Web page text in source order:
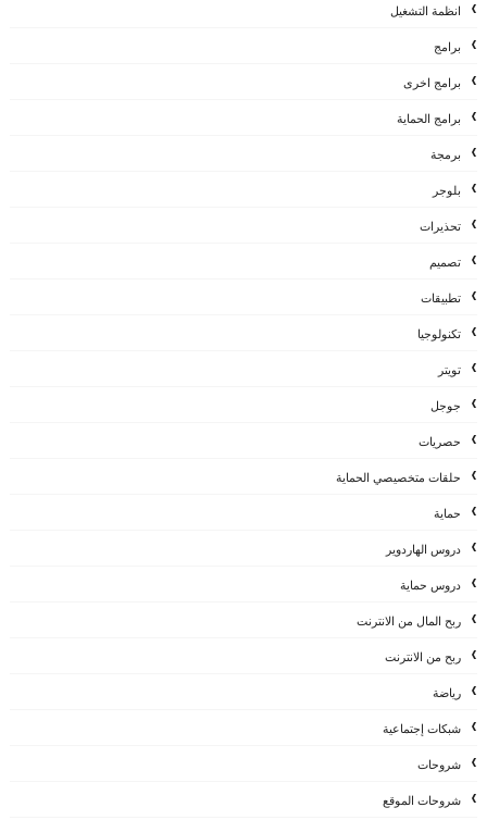
انظمة التشغيل
برامج
برامج اخرى
برامج الحماية
برمجة
بلوجر
تحذيرات
تصميم
تطبيقات
تكنولوجيا
تويتر
جوجل
حصريات
حلقات متخصيصي الحماية
حماية
دروس الهاردوير
دروس حماية
ربح المال من الانترنت
ربح من الانترنت
رياضة
شبكات إجتماعية
شروحات
شروحات الموقع